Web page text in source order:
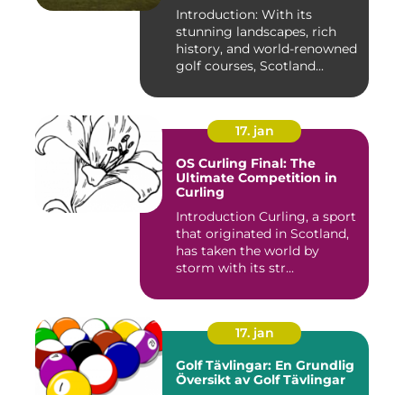
Introduction: With its
stunning landscapes, rich
history, and world-renowned
golf courses, Scotland...
17. jan
OS Curling Final: The
Ultimate Competition in
Curling
Introduction Curling, a sport
that originated in Scotland,
has taken the world by
storm with its str...
17. jan
Golf Tävlingar: En Grundlig
Översikt av Golf Tävlingar